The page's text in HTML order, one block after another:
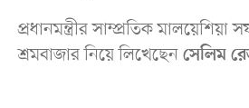
প্রধানমন্ত্রীর সাম্প্রতিক
শ্রমবাজার নিয়ে লিখেছেন সেলিম